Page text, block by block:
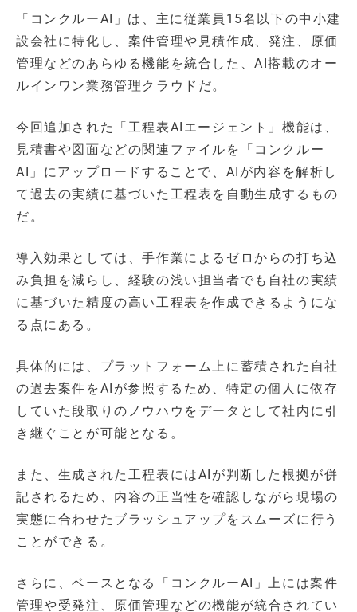
「コンクルーAI」は、主に従業員15名以下の中小建
設会社に特化し、案件管理や見積作成、発注、原価
管理などのあらゆる機能を統合した、AI搭載のオー
ルインワン業務管理クラウドだ。
今回追加された「工程表AIエージェント」機能は、
見積書や図面などの関連ファイルを「コンクルー
AI」にアップロードすることで、AIが内容を解析し
て過去の実績に基づいた工程表を自動生成するもの
だ。
導入効果としては、手作業によるゼロからの打ち込
み負担を減らし、経験の浅い担当者でも自社の実績
に基づいた精度の高い工程表を作成できるようにな
る点にある。
具体的には、プラットフォーム上に蓄積された自社
の過去案件をAIが参照するため、特定の個人に依存
していた段取りのノウハウをデータとして社内に引
き継ぐことが可能となる。
また、生成された工程表にはAIが判断した根拠が併
記されるため、内容の正当性を確認しながら現場の
実態に合わせたブラッシュアップをスムーズに行う
ことができる。
さらに、ベースとなる「コンクルーAI」上には案件
管理や受発注、原価管理などの機能が統合されてい